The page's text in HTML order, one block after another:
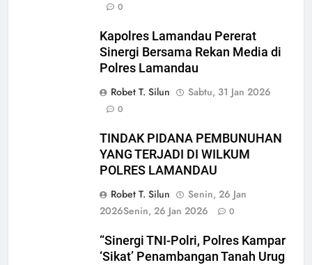
0
Kapolres Lamandau Pererat
Sinergi Bersama Rekan Media di
Polres Lamandau
Robet T. Silun
Sabtu, 31 Jan 2026
0
TINDAK PIDANA PEMBUNUHAN
YANG TERJADI DI WILKUM
POLRES LAMANDAU
Robet T. Silun
Senin, 26 Jan
2026Senin, 26 Jan 2026 0
“Sinergi TNI-Polri, Polres Kampar
‘Sikat’ Penambangan Tanah Urug